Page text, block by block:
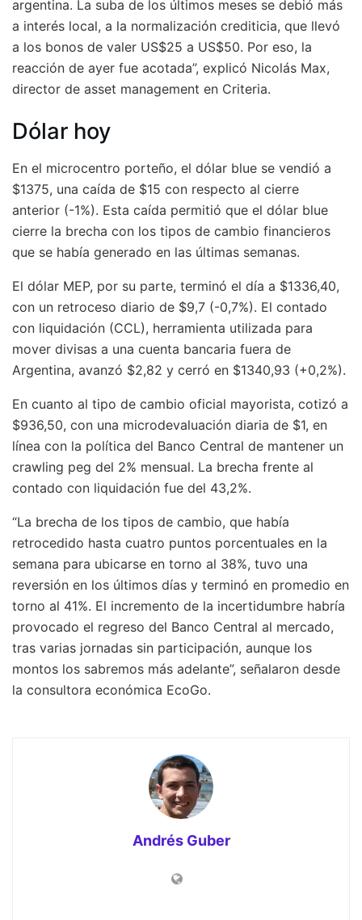
argentina. La suba de los últimos meses se debió más
a interés local, a la normalización crediticia, que llevó
a los bonos de valer US$25 a US$50. Por eso, la
reacción de ayer fue acotada”, explicó Nicolás Max,
director de asset management en Criteria.
Dólar hoy
En el microcentro porteño, el dólar blue se vendió a
$1375, una caída de $15 con respecto al cierre
anterior (-1%). Esta caída permitió que el dólar blue
cierre la brecha con los tipos de cambio financieros
que se había generado en las últimas semanas.
El dólar MEP, por su parte, terminó el día a $1336,40,
con un retroceso diario de $9,7 (-0,7%). El contado
con liquidación (CCL), herramienta utilizada para
mover divisas a una cuenta bancaria fuera de
Argentina, avanzó $2,82 y cerró en $1340,93 (+0,2%).
En cuanto al tipo de cambio oficial mayorista, cotizó a
$936,50, con una microdevaluación diaria de $1, en
línea con la política del Banco Central de mantener un
crawling peg del 2% mensual. La brecha frente al
contado con liquidación fue del 43,2%.
“La brecha de los tipos de cambio, que había
retrocedido hasta cuatro puntos porcentuales en la
semana para ubicarse en torno al 38%, tuvo una
reversión en los últimos días y terminó en promedio en
torno al 41%. El incremento de la incertidumbre habría
provocado el regreso del Banco Central al mercado,
tras varias jornadas sin participación, aunque los
montos los sabremos más adelante”, señalaron desde
la consultora económica EcoGo.
Andrés Guber